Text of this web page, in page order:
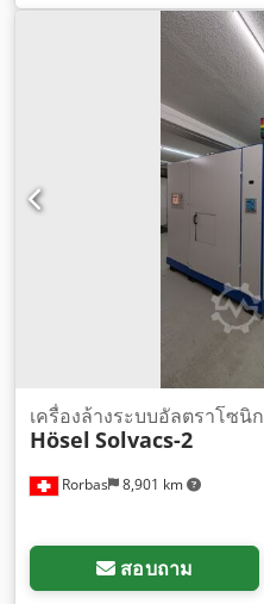
Rorbas 8,901 km
เครื่องล้างระบบอัลตราโซนิก
Hösel Solvacs-2
สอบถาม